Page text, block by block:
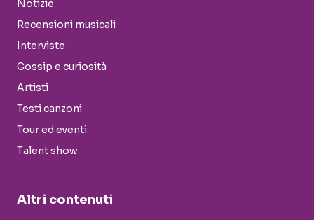
Notizie
Recensioni musicali
Interviste
Gossip e curiosità
Artisti
Testi canzoni
Tour ed eventi
Talent show
Altri contenuti